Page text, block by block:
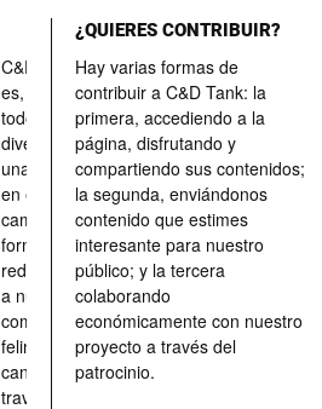
C&D Tank
es, ante
todo, un
divertimento,
una parada
en el
camino, una
forma de
redescubrir
a nuestros
compañeros
felinos y
caninos a
través de los
¿QUIERES CONTRIBUIR?
Hay varias formas de
contribuir a C&D Tank: la
primera, accediendo a la
página, disfrutando y
compartiendo sus contenidos;
la segunda, enviándonos
contenido que estimes
interesante para nuestro
público; y la tercera
colaborando
económicamente con nuestro
proyecto a través del
patrocinio.